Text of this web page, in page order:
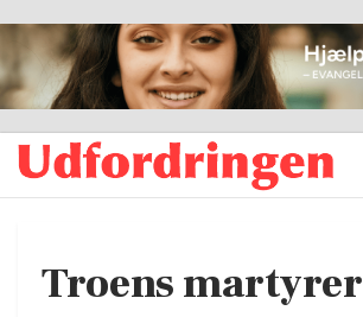
Troens martyrer